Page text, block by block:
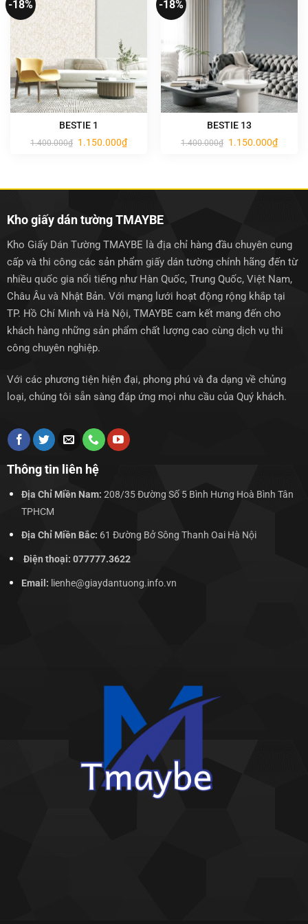
-18%
BESTIE 1
1.400.000₫ Giá
1.150.000₫Giá
hiện
-18%
BESTIE 13
1.400.000₫ Giá
1.150.000₫Giá
hiện
Kho giấy dán tường TMAYBE
Kho Giấy Dán Tường TMAYBE là địa chỉ hàng đầu chuyên cung
cấp và thi công các sản phẩm giấy dán tường chính hãng đến từ
nhiều quốc gia nổi tiếng như Hàn Quốc, Trung Quốc, Việt Nam,
Châu Âu và Nhật Bản. Với mạng lưới hoạt động rộng khắp tại
TP. Hồ Chí Minh và Hà Nội, TMAYBE cam kết mang đến cho
khách hàng những sản phẩm chất lượng cao cùng dịch vụ thi
công chuyên nghiệp.
Với các phương tiện hiện đại, phong phú và đa dạng về chủng
loại, chúng tôi sẵn sàng đáp ứng mọi nhu cầu của Quý khách.
Thông tin liên hệ
Địa Chỉ Miền Nam: 208/35 Đường Số 5 Bình Hưng Hoà Bình Tân
TPHCM
Địa Chỉ Miền Bắc: 61 Đường Bở Sông Thanh Oai Hà Nội
Điện thoại: 077777.3622
Email: lienhe@giaydantuong.info.vn